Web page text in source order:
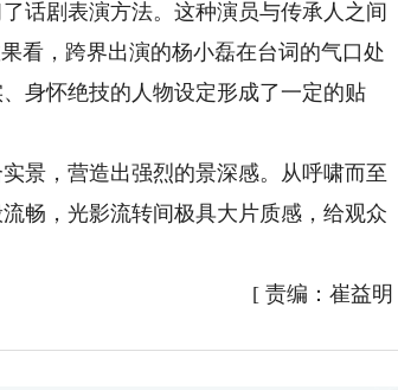
话剧表演方法。这种演员与传承人之间
看，跨界出演的杨小磊在台词的气口处
身怀绝技的人物设定形成了一定的贴
，营造出强烈的景深感。从呼啸而至
畅，光影流转间极具大片质感，给观众
[ 责编：崔益明